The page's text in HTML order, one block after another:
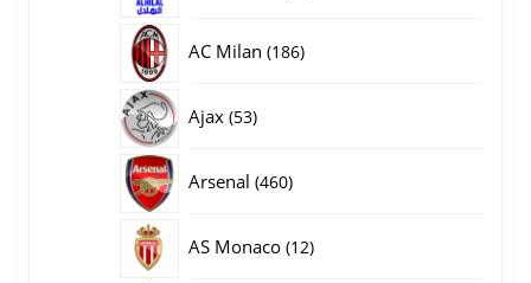
AC Milan 186186
Ajax 5353
Arsenal 460460
AS Monaco 1212